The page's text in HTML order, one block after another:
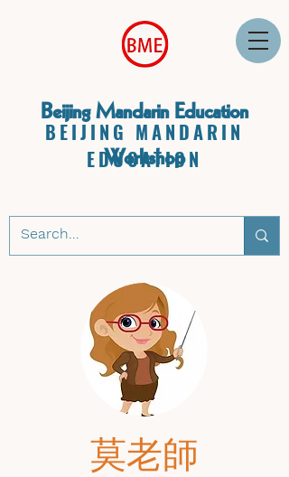
Beijing Mandarin Education
Workshop
BEIJING MANDARIN
EDUCATION
莫老師